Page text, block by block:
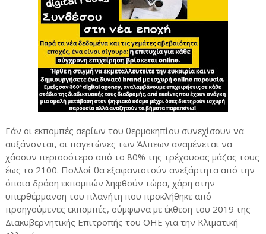
Εάν οι εκπομπές αερίων του θερμοκηπίου συνεχίσουν να
αυξάνονται, οι παγετώνες των Άλπεων αναμένεται να
χάσουν περισσότερο από το 80% της τρέχουσας μάζας τους
έως το 2100. Πολλοί θα εξαφανιστούν ανεξάρτητα από την
όποια δράση εκπομπών ληφθούν τώρα, χάρη στην
υπερθέρμανση του πλανήτη που προκλήθηκε από
προηγούμενες εκπομπές, σύμφωνα με έκθεση του 2019 της
Διακυβερνητικής Επιτροπής του ΟΗΕ για την Κλιματική